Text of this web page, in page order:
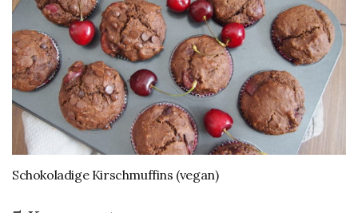
Schokoladige Kirschmuffins (vegan)